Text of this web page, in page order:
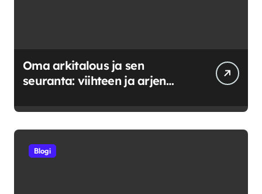
Oma arkitalous ja sen
seuranta: viihteen ja arjen
Blogi